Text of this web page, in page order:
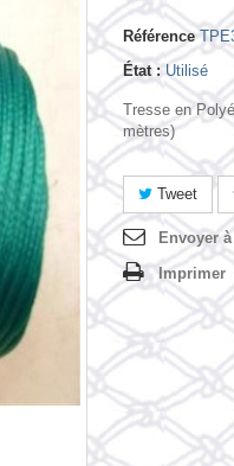
Référence
État : Utilisé
Tresse en
mètres)
Tweet
Envoyer
Imprimer